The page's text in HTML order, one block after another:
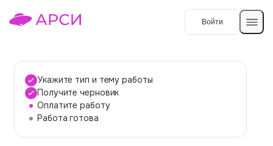
Войти
Темы работ
О сервисе
Укажите тип и тему работы
Получите черновик
Оплатите работу
Работа готова